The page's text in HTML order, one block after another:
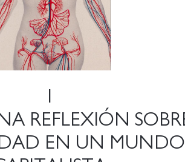
REFLEXIÓN
EN UN MUNDO